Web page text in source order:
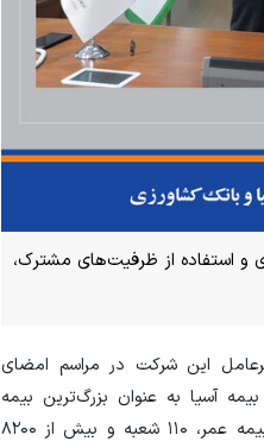
و استفاده از ظرفیت‌های مشترک،
این شرکت در مراسم امضای
آسیا به عنوان بزرگ‌ترین بیمه
خصوصی کشور با بیش از ۴ هزار نماینده جنرال، ۲ هزار نماینده بیمه عمر، ۱۱۰ شعبه و بیش از ۸۲۰۰